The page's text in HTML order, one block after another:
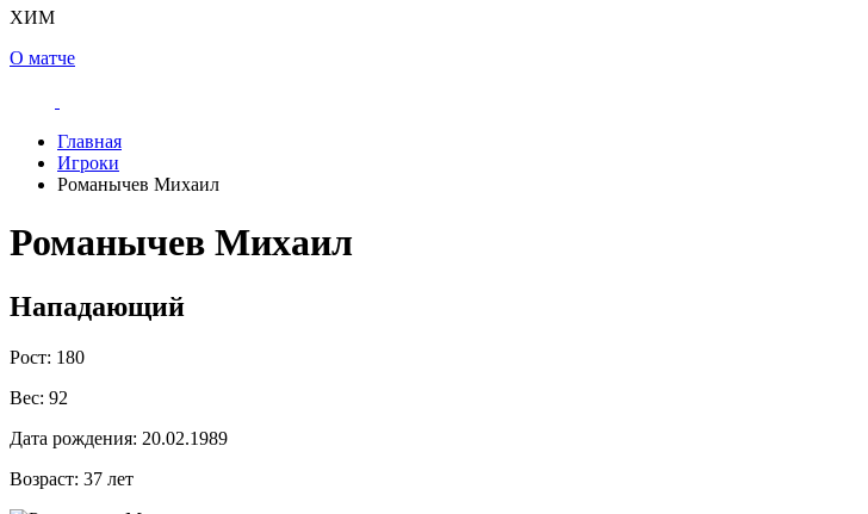
ХИМ
О матче
Главная
Игроки
Романычев Михаил
Романычев Михаил
Нападающий
Рост: 180
Вес: 92
Дата рождения: 20.02.1989
Возраст: 37 лет